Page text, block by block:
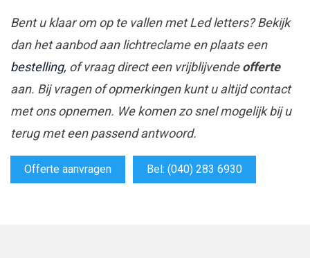
Bent u klaar om op te vallen met Led letters? Bekijk
dan het aanbod aan lichtreclame en plaats een
bestelling, of vraag direct een vrijblijvendeofferte
aan. Bij vragen of opmerkingen kunt u altijd contact
met ons opnemen. We komen zo snel mogelijk bij u
terug met een passend antwoord.
Offerte aanvragen Bel: (040) 283 6930